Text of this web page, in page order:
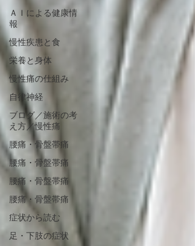
ＡＩによる健康情
報
慢性疾患と食
栄養と身体
慢性痛の仕組み
自律神経
ブログ／施術の考
え方／慢性痛
腰痛・骨盤帯痛
腰痛・骨盤帯痛
腰痛・骨盤帯痛
腰痛・骨盤帯痛
症状から読む
足・下肢の症状